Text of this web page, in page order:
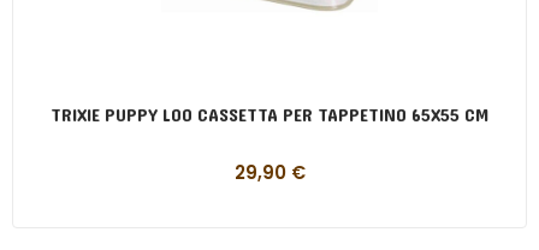
TRIXIE PUPPY LOO CASSETTA PER TAPPETINO 65X55 CM
29,90 €